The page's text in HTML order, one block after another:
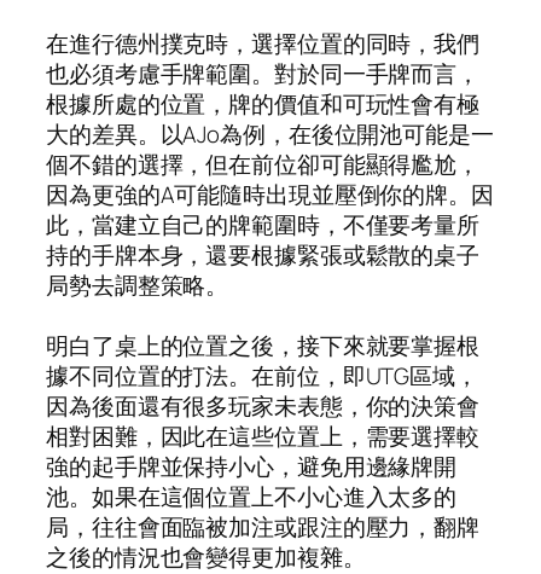
在進行德州撲克時，選擇位置的同時，我們
也必須考慮手牌範圍。對於同一手牌而言，
根據所處的位置，牌的價值和可玩性會有極
大的差異。以AJo為例，在後位開池可能是一
個不錯的選擇，但在前位卻可能顯得尷尬，
因為更強的A可能隨時出現並壓倒你的牌。因
此，當建立自己的牌範圍時，不僅要考量所
持的手牌本身，還要根據緊張或鬆散的桌子
局勢去調整策略。
明白了桌上的位置之後，接下來就要掌握根
據不同位置的打法。在前位，即UTG區域，
因為後面還有很多玩家未表態，你的決策會
相對困難，因此在這些位置上，需要選擇較
強的起手牌並保持小心，避免用邊緣牌開
池。如果在這個位置上不小心進入太多的
局，往往會面臨被加注或跟注的壓力，翻牌
之後的情況也會變得更加複雜。